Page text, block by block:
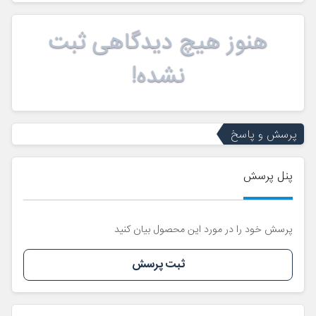
هنوز هیچ دیدگاهی ثبت
نشده!
پرسش و پاسخ
پنل پرسش
پرسش خود را در مورد این محصول بیان کنید
ثبت پرسش